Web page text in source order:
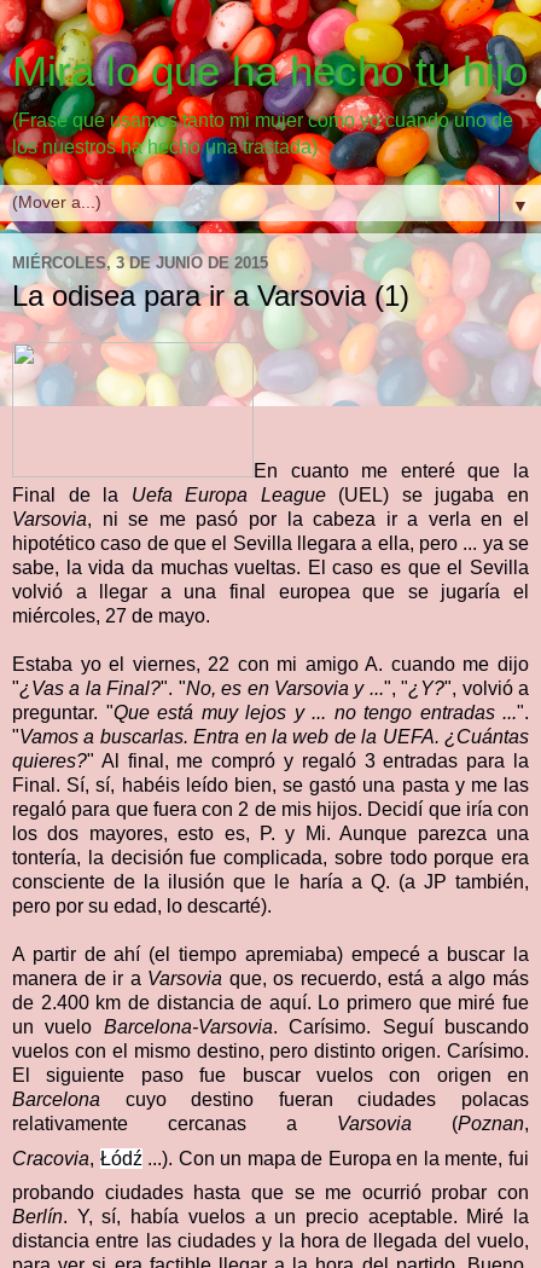
Mira lo que ha hecho tu hijo
(Frase que usamos tanto mi mujer como yo cuando uno de
los nuestros ha hecho una trastada)
▼
MIÉRCOLES, 3 DE JUNIO DE 2015
La odisea para ir a Varsovia (1)
En cuanto me enteré que la
Final de la Uefa Europa League(UEL) se jugaba en
Varsovia, ni se me pasó por la cabeza ir a verla en el
hipotético caso de que el Sevilla llegara a ella, pero ... ya se
sabe, la vida da muchas vueltas. El caso es que el Sevilla
volvió a llegar a una final europea que se jugaría el
miércoles, 27 de mayo.
Estaba yo el viernes, 22 con mi amigo A. cuando me dijo
"¿Vas a la Final?". "No, es en Varsovia y ...", "¿Y?", volvió a
preguntar. "Que está muy lejos y ... no tengo entradas ...".
"Vamos a buscarlas. Entra en la web de la UEFA. ¿Cuántas
quieres?" Al final, me compró y regaló 3 entradas para la
Final. Sí, sí, habéis leído bien, se gastó una pasta y me las
regaló para que fuera con 2 de mis hijos. Decidí que iría con
los dos mayores, esto es, P. y Mi. Aunque parezca una
tontería, la decisión fue complicada, sobre todo porque era
consciente de la ilusión que le haría a Q. (a JP también,
pero por su edad, lo descarté).
A partir de ahí (el tiempo apremiaba) empecé a buscar la
manera de ir a Varsovia que, os recuerdo, está a algo más
de 2.400 km de distancia de aquí. Lo primero que miré fue
un vuelo Barcelona-Varsovia. Carísimo. Seguí buscando
vuelos con el mismo destino, pero distinto origen. Carísimo.
El siguiente paso fue buscar vuelos con origen en
Barcelona cuyo destino fueran ciudades polacas
relativamente cercanas a Varsovia (Poznan,
Cracovia, Łódź ...). Con un mapa de Europa en la mente, fui
probando ciudades hasta que se me ocurrió probar con
Berlín. Y, sí, había vuelos a un precio aceptable. Miré la
distancia entre las ciudades y la hora de llegada del vuelo,